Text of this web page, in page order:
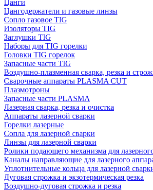
Цанги
Цангодержатели и газовые линзы
Сопло газовое TIG
Изоляторы TIG
Заглушки TIG
Наборы для TIG горелки
Головки TIG горелок
Запасные части TIG
Воздушно-плазменная сварка, резка и
Сварочные аппараты PLASMA CUT
Плазмотроны
Запасные части PLASMA
Лазерная сварка, резка и очистка
Аппараты лазерной сварки
Горелки лазерные
Сопла для лазерной сварки
Линзы для лазерной сварки
Ролики подающего механизма для
Каналы направляющие для лазерного
Уплотнительные кольца для лазерной
Дуговая строжка и экзотермическая резка
Воздушно-дуговая строжка и резка